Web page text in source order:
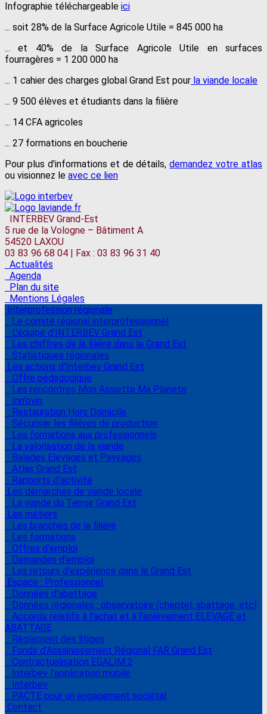
Infographie téléchargeable ici
... soit 28% de la Surface Agricole Utile = 845 000 ha
... et 40% de la Surface Agricole Utile en surfaces
fourragères = 1 200 000 ha
... 1 cahier des charges global Grand Est pour la viande locale
... 9 500 élèves et étudiants dans la filière
... 14 CFA agricoles
... 27 formations en boucherie
Pour plus d'informations et de détails,demandez votre atlas
ou visionnez le avec ce lien
INTERBEV Grand-Est
5 rue de la Vologne – Bâtiment A
54520 LAXOU
03 83 96 68 04 | Fax : 03 83 96 31 40
Actualités
Agenda
Plan du site
Mentions Légales
Interprofession régionale
Le comité régional interprofessionnel
L'équipe d'INTERBEV Grand Est
Les chiffres de la filière dans le Grand Est
Statistiques régionales
Les actions d'Interbev Grand Est
Offre pédagogique
Les rencontres Mon Assiette Ma Planete
Inn'ovin
Restauration Hors Domicile
Sécuriser les filières de production
Les formations aux professionnels
La valorisation de la viande
Balades Elevages et Paysages
Atlas Grand Est
Rapports d'activité
Les démarches de viande locale
La viande du Terroir Grand Est
Les métiers
Les branches de la filière
Les formations
Offres d'emploi
Demandes d'emploi
Les retours d'expérience dans le Grand Est
Espace : Professionnel
Données d'abattage
Données régionales : observatoire (cheptel, abattage, etc)
Accords relatifs à l'achat et à l'enlèvement ELEVAGE et
ABATTAGE
Règlement des litiges
Fonds d'Assainissement Régional FAR Grand Est
Contractualisation EGALIM 2
Interbev l'application mobile
Interbev
PACTE pour un engagement sociétal
Contact